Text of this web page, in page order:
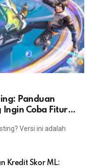
Panduan
Ingin Coba Fitur
Versi ini adalah
Kredit Skor ML: